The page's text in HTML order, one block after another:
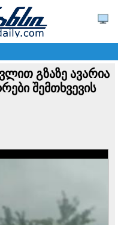
გზაზე ავარია
შემთხვევის